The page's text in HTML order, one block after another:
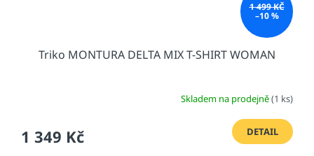
1 499 KČ
–10 %
Triko MONTURA DELTA MIX T-SHIRT WOMAN
Skladem na prodejně(1 ks)
1 349 Kč DETAIL